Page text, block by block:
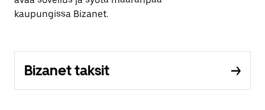
kaupungissa Bizanet.
Bizanet taksit